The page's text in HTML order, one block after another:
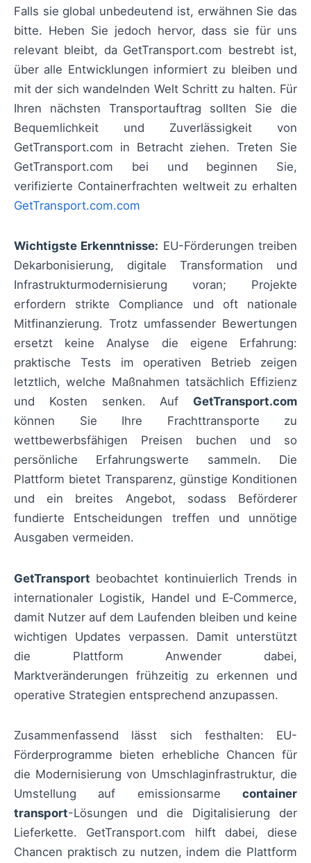
Falls sie global unbedeutend ist, erwähnen Sie das
bitte. Heben Sie jedoch hervor, dass sie für uns
relevant bleibt, da GetTransport.com bestrebt ist,
über alle Entwicklungen informiert zu bleiben und
mit der sich wandelnden Welt Schritt zu halten. Für
Ihren nächsten Transportauftrag sollten Sie die
Bequemlichkeit und Zuverlässigkeit von
GetTransport.com in Betracht ziehen. Treten Sie
GetTransport.com bei und beginnen Sie,
verifizierte Containerfrachten weltweit zu erhalten
GetTransport.com.com
Wichtigste Erkenntnisse: EU-Förderungen treiben
Dekarbonisierung, digitale Transformation und
Infrastrukturmodernisierung voran; Projekte
erfordern strikte Compliance und oft nationale
Mitfinanzierung. Trotz umfassender Bewertungen
ersetzt keine Analyse die eigene Erfahrung:
praktische Tests im operativen Betrieb zeigen
letztlich, welche Maßnahmen tatsächlich Effizienz
und Kosten senken. Auf GetTransport.com
können Sie Ihre Frachttransporte zu
wettbewerbsfähigen Preisen buchen und so
persönliche Erfahrungswerte sammeln. Die
Plattform bietet Transparenz, günstige Konditionen
und ein breites Angebot, sodass Beförderer
fundierte Entscheidungen treffen und unnötige
Ausgaben vermeiden.
GetTransport beobachtet kontinuierlich Trends in
internationaler Logistik, Handel und E‑Commerce,
damit Nutzer auf dem Laufenden bleiben und keine
wichtigen Updates verpassen. Damit unterstützt
die Plattform Anwender dabei,
Marktveränderungen frühzeitig zu erkennen und
operative Strategien entsprechend anzupassen.
Zusammenfassend lässt sich festhalten: EU-
Förderprogramme bieten erhebliche Chancen für
die Modernisierung von Umschlaginfrastruktur, die
Umstellung auf emissionsarme container
transport-Lösungen und die Digitalisierung der
Lieferkette. GetTransport.com hilft dabei, diese
Chancen praktisch zu nutzen, indem die Plattform